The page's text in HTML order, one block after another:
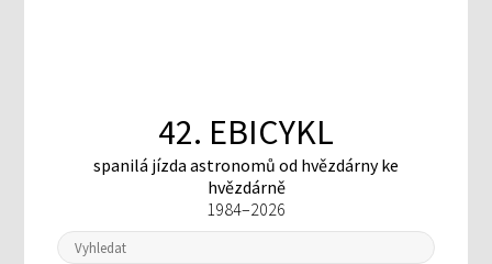
42. EBICYKL
spanilá jízda astronomů od hvězdárny ke
hvězdárně
1984–2026